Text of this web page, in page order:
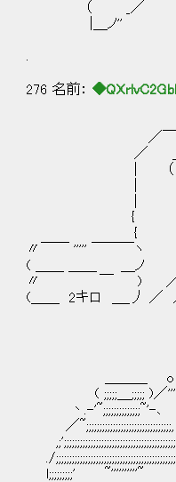
（ _／
|＿ノ''
276 名前：
／￣￣
／ _ ノ
| （ ●）
| （__人__
| ｀
{ | どう
{ ﾉ ダディ子
〃￣￣ ''''' ￣￣￣
( ＿＿ ＿＿ ＿ノ
〃 ￣ ) ／
(＿＿ 2キロ ＿_丿
＿＿＿ o
( ;;;;;＿;;;;; )／'''
丶.-'~;;;;;;;;;;;;;;~'-､
／~;;;;;;;;;;;;;;;;;;;;;;;;;;;;;;;;,
./
l;;;;;;;;;' ~''''''''''~